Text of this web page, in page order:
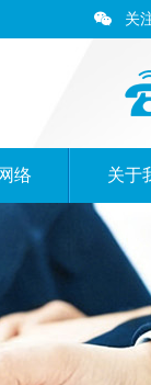
关
络 关于